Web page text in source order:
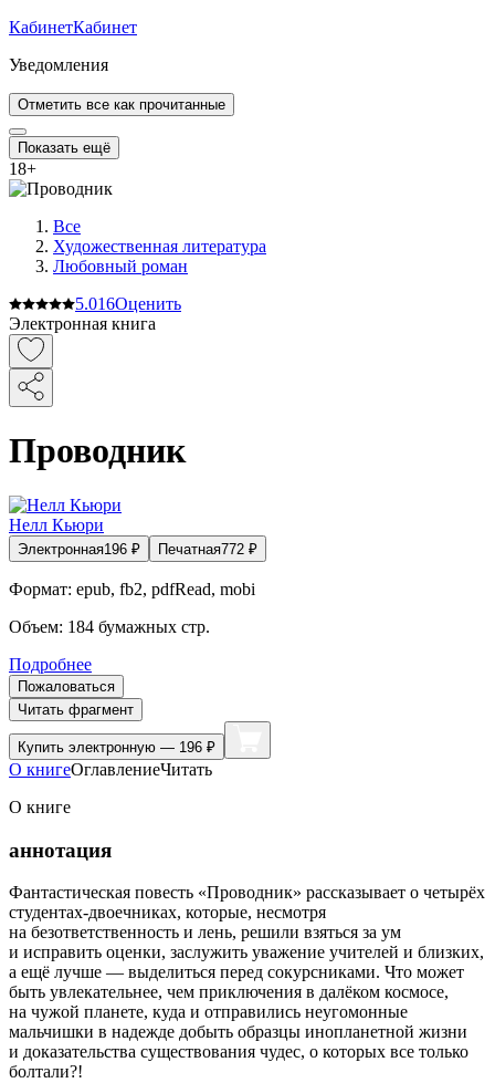
КабинетКабинет
Уведомления
Отметить все как прочитанные
Показать ещё
18+
Все
Художественная литература
Любовный роман
5.016Оценить
Электронная книга
Проводник
Нелл Кьюри
Электронная196 ₽ Печатная772 ₽
Формат: epub, fb2, pdfRead, mobi
Объем: 184 бумажных стр.
Подробнее
Пожаловаться
Читать фрагмент
Купить электронную — 196 ₽
О книгеОглавлениеЧитать
О книге
аннотация
Фантастическая повесть «Проводник» рассказывает о четырёх
студентах-двоечниках, которые, несмотря
на безответственность и лень, решили взяться за ум
и исправить оценки, заслужить уважение учителей и близких,
а ещё лучше — выделиться перед сокурсниками. Что может
быть увлекательнее, чем приключения в далёком космосе,
на чужой планете, куда и отправились неугомонные
мальчишки в надежде добыть образцы инопланетной жизни
и доказательства существования чудес, о которых все только
болтали?!